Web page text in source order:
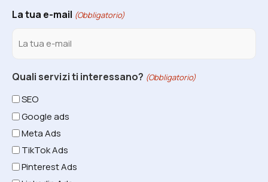
La tua e-mail (Obbligatorio)
Quali servizi ti interessano? (Obbligatorio)
SEO
Google ads
Meta Ads
TikTok Ads
Pinterest Ads